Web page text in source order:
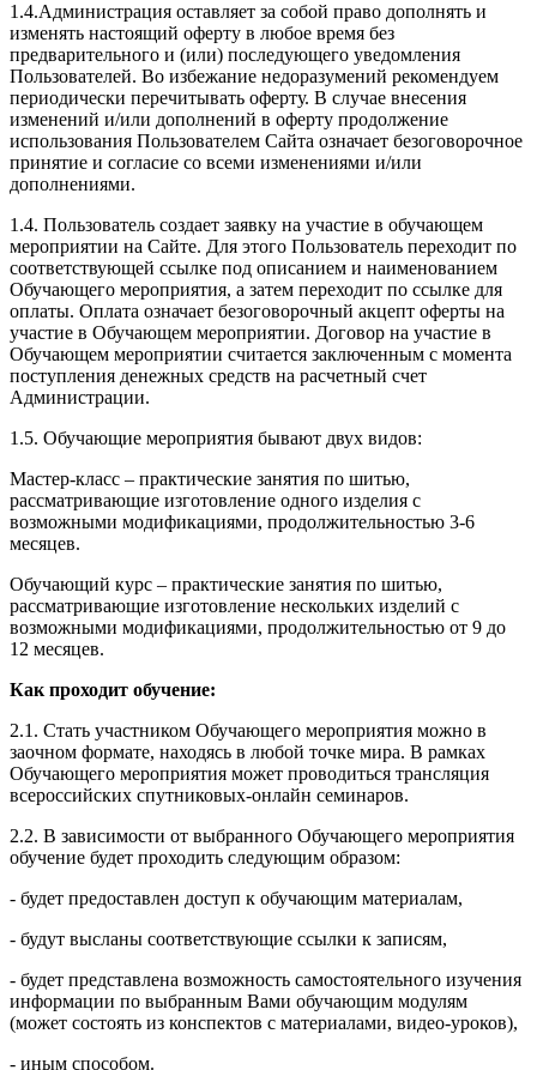
1.4.Администрация оставляет за собой право дополнять и
изменять настоящий оферту в любое время без
предварительного и (или) последующего уведомления
Пользователей. Во избежание недоразумений рекомендуем
периодически перечитывать оферту. В случае внесения
изменений и/или дополнений в оферту продолжение
использования Пользователем Сайта означает безоговорочное
принятие и согласие со всеми изменениями и/или
дополнениями.
1.4. Пользователь создает заявку на участие в обучающем
мероприятии на Сайте. Для этого Пользователь переходит по
соответствующей ссылке под описанием и наименованием
Обучающего мероприятия, а затем переходит по ссылке для
оплаты. Оплата означает безоговорочный акцепт оферты на
участие в Обучающем мероприятии. Договор на участие в
Обучающем мероприятии считается заключенным с момента
поступления денежных средств на расчетный счет
Администрации.
1.5. Обучающие мероприятия бывают двух видов:
Мастер-класс – практические занятия по шитью,
рассматривающие изготовление одного изделия с
возможными модификациями, продолжительностью 3-6
месяцев.
Обучающий курс – практические занятия по шитью,
рассматривающие изготовление нескольких изделий с
возможными модификациями, продолжительностью от 9 до
12 месяцев.
Как проходит обучение:
2.1. Стать участником Обучающего мероприятия можно в
заочном формате, находясь в любой точке мира. В рамках
Обучающего мероприятия может проводиться трансляция
всероссийских спутниковых-онлайн семинаров.
2.2. В зависимости от выбранного Обучающего мероприятия
обучение будет проходить следующим образом:
- будет предоставлен доступ к обучающим материалам,
- будут высланы соответствующие ссылки к записям,
- будет представлена возможность самостоятельного изучения
информации по выбранным Вами обучающим модулям
(может состоять из конспектов с материалами, видео-уроков),
- иным способом.